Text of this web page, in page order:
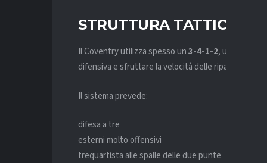
STRUTTURA TATTICA
Il Coventry utilizza spesso un3-4-1-2, un modulo
difensiva e sfruttare la velocità delle ripartenze.
Il sistema prevede:
difesa a tre
esterni molto offensivi
trequartista alle spalle delle due punte